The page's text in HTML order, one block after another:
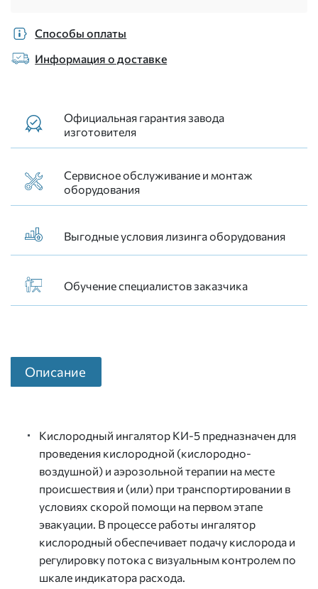
Способы оплаты
Информация о доставке
Официальная гарантия завода
изготовителя
Сервисное обслуживание и монтаж
оборудования
Выгодные условия лизинга оборудования
Обучение специалистов заказчика
Описание
Кислородный ингалятор КИ-5 предназначен для
проведения кислородной (кислородно-
воздушной) и аэрозольной терапии на месте
происшествия и (или) при транспортировании в
условиях скорой помощи на первом этапе
эвакуации. В процессе работы ингалятор
кислородный обеспечивает подачу кислорода и
регулировку потока с визуальным контролем по
шкале индикатора расхода.